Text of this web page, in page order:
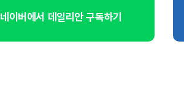
네이버에서 데일리안 구독하기